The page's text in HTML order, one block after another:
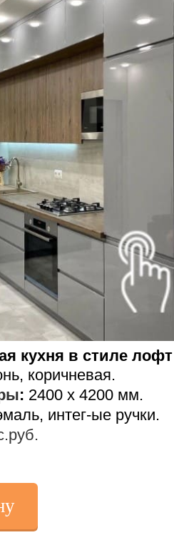
коричневая.
: 2400 х 4200 мм.
интег-ые ручки.
кухня в стиле лофт